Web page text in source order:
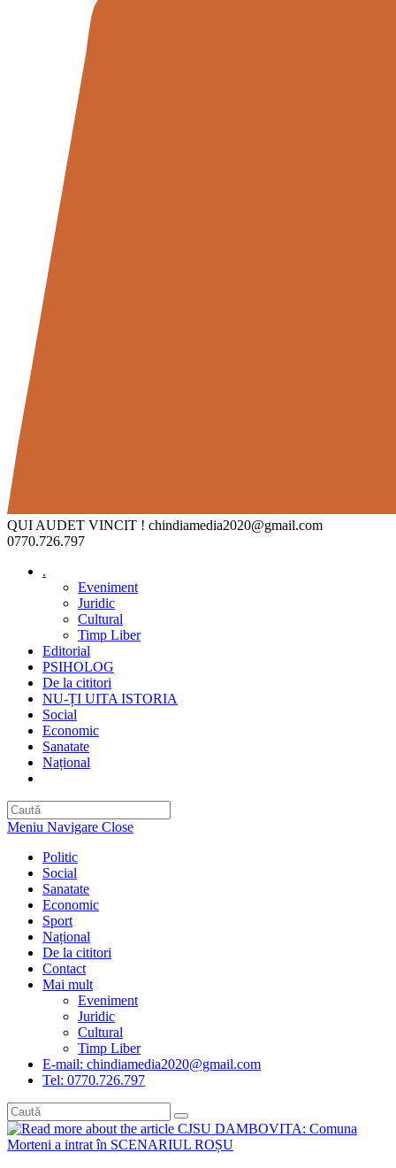
QUI AUDET VINCIT ! chindiamedia2020@gmail.com
0770.726.797
.
Eveniment
Juridic
Cultural
Timp Liber
Editorial
PSIHOLOG
De la cititori
NU-ȚI UITA ISTORIA
Social
Economic
Sanatate
Național
Meniu Navigare Close
Politic
Social
Sanatate
Economic
Sport
Național
De la cititori
Contact
Mai mult
Eveniment
Juridic
Cultural
Timp Liber
E-mail: chindiamedia2020@gmail.com
Tel: 0770.726.797